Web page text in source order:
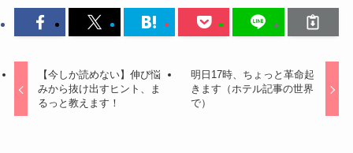
【今しか読めない】伸び悩
みから抜け出すヒント、ま
るっと教えます！
明日17時、ちょっと革命起
きます（ホテル記事の世界
で）